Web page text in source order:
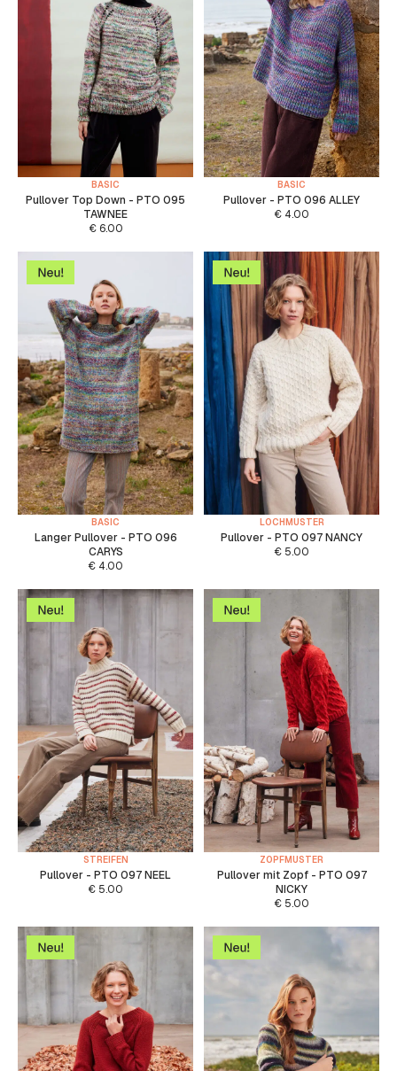
BASIC
Pullover Top Down - PTO 095
TAWNEE
€6.00
BASIC
Pullover - PTO 096 ALLEY
€ 4.00
BASIC
Langer Pullover - PTO 096
CARYS
€ 4.00
LOCHMUSTER
Pullover - PTO 097 NANCY
€ 5.00
STREIFEN
Pullover - PTO 097 NEEL
€ 5.00
ZOPFMUSTER
Pullover mit Zopf - PTO 097
NICKY
€ 5.00